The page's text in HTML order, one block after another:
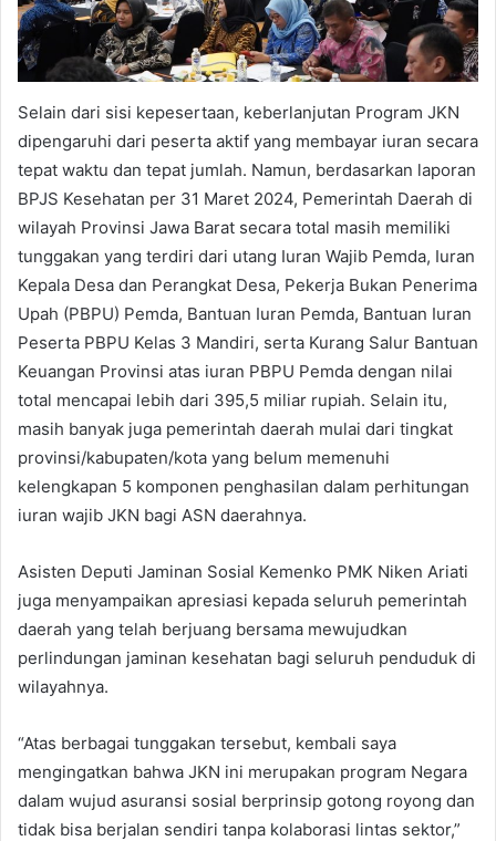
Selain dari sisi kepesertaan, keberlanjutan Program JKN
dipengaruhi dari peserta aktif yang membayar iuran secara
tepat waktu dan tepat jumlah. Namun, berdasarkan laporan
BPJS Kesehatan per 31 Maret 2024, Pemerintah Daerah di
wilayah Provinsi Jawa Barat secara total masih memiliki
tunggakan yang terdiri dari utang Iuran Wajib Pemda, Iuran
Kepala Desa dan Perangkat Desa, Pekerja Bukan Penerima
Upah (PBPU) Pemda, Bantuan Iuran Pemda, Bantuan Iuran
Peserta PBPU Kelas 3 Mandiri, serta Kurang Salur Bantuan
Keuangan Provinsi atas iuran PBPU Pemda dengan nilai
total mencapai lebih dari 395,5 miliar rupiah. Selain itu,
masih banyak juga pemerintah daerah mulai dari tingkat
provinsi/kabupaten/kota yang belum memenuhi
kelengkapan 5 komponen penghasilan dalam perhitungan
iuran wajib JKN bagi ASN daerahnya.
Asisten Deputi Jaminan Sosial Kemenko PMK Niken Ariati
juga menyampaikan apresiasi kepada seluruh pemerintah
daerah yang telah berjuang bersama mewujudkan
perlindungan jaminan kesehatan bagi seluruh penduduk di
wilayahnya.
“Atas berbagai tunggakan tersebut, kembali saya
mengingatkan bahwa JKN ini merupakan program Negara
dalam wujud asuransi sosial berprinsip gotong royong dan
tidak bisa berjalan sendiri tanpa kolaborasi lintas sektor,”